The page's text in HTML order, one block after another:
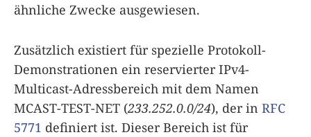
ähnliche Zwecke ausgewiesen.
Zusätzlich existiert für spezielle Protokoll-
Demonstrationen ein reservierter IPv4-
Multicast-Adressbereich mit dem Namen
MCAST-TEST-NET (233.252.0.0/24), der in RFC
5771 definiert ist. Dieser Bereich ist für